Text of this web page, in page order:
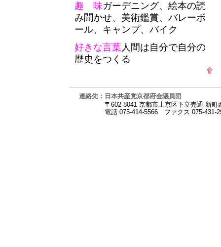
趣 味ガーデニング、絵本の読
み聞かせ、美術鑑賞、バレーボ
ール、キャンプ、バイク
好きな言葉人間は自分で自分の
歴史をつくる
連絡先：日本共産党京都府会議員団
〒602-8041 京都市上京区下立売通 新町
電話 075-414-5566
ファクス 075-431-